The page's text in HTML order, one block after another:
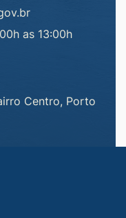
as 13:00h
Centro, Porto